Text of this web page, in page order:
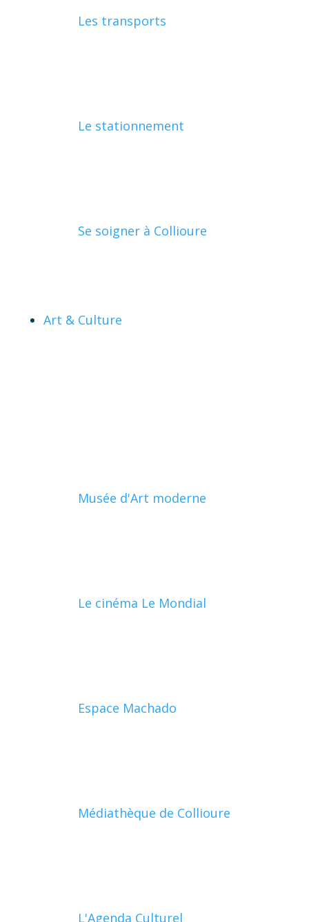
Les transports
Le stationnement
Se soigner à Collioure
Art & Culture
Musée d'Art moderne
Le cinéma Le Mondial
Espace Machado
Médiathèque de Collioure
L'Agenda Culturel